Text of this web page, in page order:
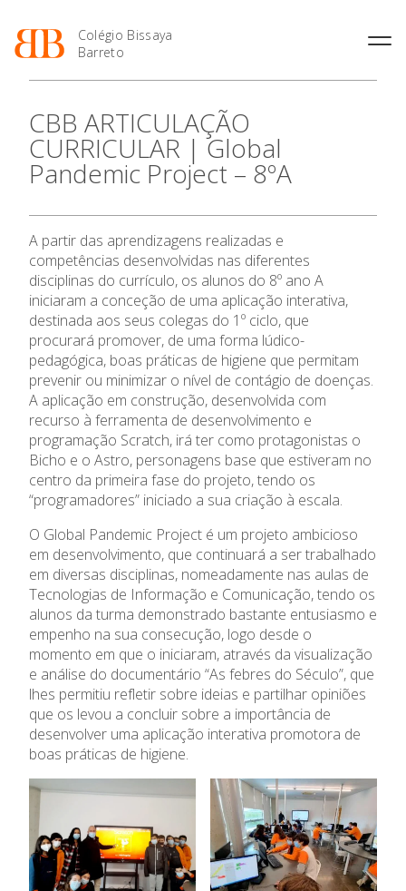
Colégio Bissaya
Barreto
O Colégio
Projeto Educativo
Organização
Colaboradores Docentes
Instalações
Ofertas de emprego
Regulamentos
Jornal “O Coreto”
Privacidade
Oferta Formativa
Enriquecimento Curricular
Oferta Curricular
Atividades Extracurriculares
Atividades de Interrupção
Letiva
Academia de Línguas
Ensino Profissional
Profissionais
Matrículas
Horários e Manuais
Termalismo
Curso de Técnico/a de Apoio
à Família e à Comunidade
Ofertas de Emprego
Ano Letivo
2027
Calendários
Portal do Professor
de Educação
SIGE
Secretariado de Exames
Admissão
Informações
APEE
Notícias
CBB ARTICULAÇÃO
CURRICULAR | Global
Pandemic Project – 8ºA
A partir das aprendizagens realizadas e
competências desenvolvidas nas diferentes
disciplinas do currículo, os alunos do 8º ano A
iniciaram a conceção de uma aplicação interativa,
destinada aos seus colegas do 1º ciclo, que
procurará promover, de uma forma lúdico-
pedagógica, boas práticas de higiene que permitam
prevenir ou minimizar o nível de contágio de doenças.
A aplicação em construção, desenvolvida com
recurso à ferramenta de desenvolvimento e
programação Scratch, irá ter como protagonistas o
Bicho e o Astro, personagens base que estiveram no
centro da primeira fase do projeto, tendo os
“programadores” iniciado a sua criação à escala.
O Global Pandemic Project é um projeto ambicioso
em desenvolvimento, que continuará a ser trabalhado
em diversas disciplinas, nomeadamente nas aulas de
Tecnologias de Informação e Comunicação, tendo os
alunos da turma demonstrado bastante entusiasmo e
empenho na sua consecução, logo desde o
momento em que o iniciaram, através da visualização
e análise do documentário “As febres do Século”, que
lhes permitiu refletir sobre ideias e partilhar opiniões
que os levou a concluir sobre a importância de
desenvolver uma aplicação interativa promotora de
boas práticas de higiene.